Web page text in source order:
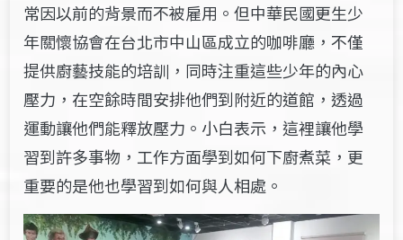
常因以前的背景而不被雇用。但中華民國更生少
年關懷協會在台北市中山區成立的咖啡廳，不僅
提供廚藝技能的培訓，同時注重這些少年的內心
壓力，在空餘時間安排他們到附近的道館，透過
運動讓他們能釋放壓力。小白表示，這裡讓他學
習到許多事物，工作方面學到如何下廚煮菜，更
重要的是他也學習到如何與人相處。